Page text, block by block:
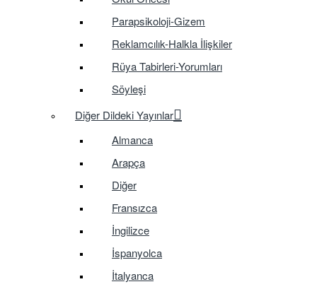
Parapsikoloji-Gizem
Reklamcılık-Halkla İlişkiler
Rüya Tabirleri-Yorumları
Söyleşi
Diğer Dildeki Yayınlar
Almanca
Arapça
Diğer
Fransızca
İngilizce
İspanyolca
İtalyanca